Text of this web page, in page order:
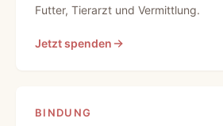
Futter, Tierarzt und Vermittlung.
Jetzt spenden
BINDUNG